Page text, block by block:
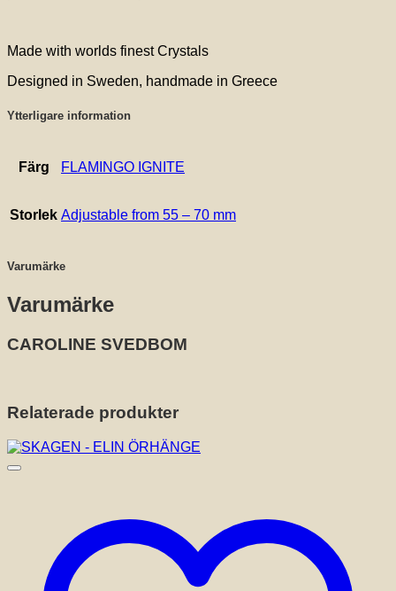
Made with worlds finest Crystals
Designed in Sweden, handmade in Greece
Ytterligare information
Färg FLAMINGO IGNITE
Storlek Adjustable from 55 – 70 mm
Varumärke
Varumärke
CAROLINE SVEDBOM
Relaterade produkter